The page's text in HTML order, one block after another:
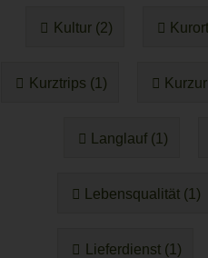
Kultur (2)
Kurztrips (1)
Langlauf (1)
Lebensqualität (1)
Lieferdienst (1)